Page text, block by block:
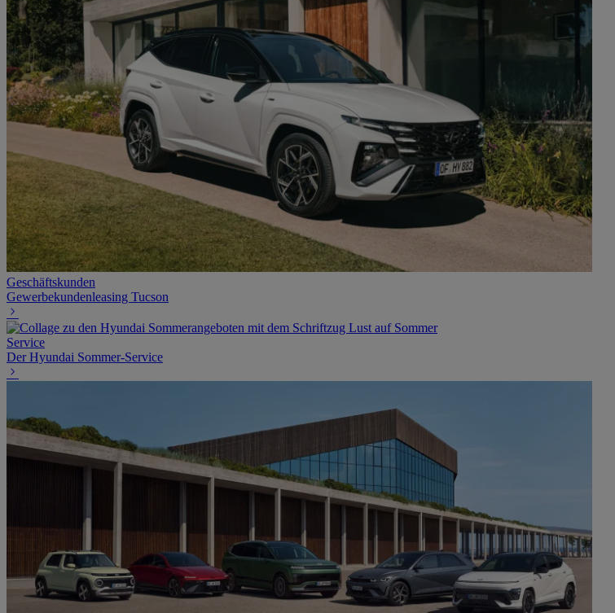
Geschäftskunden
Gewerbekundenleasing Tucson
Service
Der Hyundai Sommer-Service